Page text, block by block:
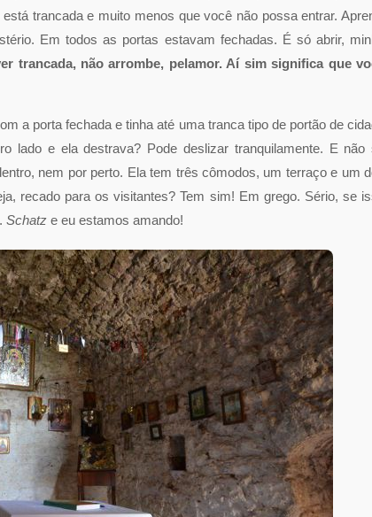
trancada e muito menos que você não possa entrar.
Em todos as portas estavam fechadas. É só abrir,
trancada, não arrombe, pelamor. Aí sim significa que
a porta fechada e tinha até uma tranca tipo de portão de
lado e ela destrava? Pode deslizar tranquilamente. E não
nem por perto. Ela tem três cômodos, um terraço e um
recado para os visitantes? Tem sim! Em grego. Sério, se
Schatz e eu estamos amando!